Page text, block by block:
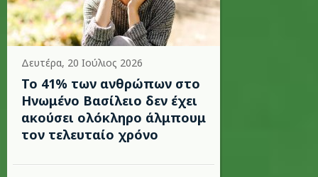
Δευτέρα, 20 Ιούλιος 2026
Το 41% των ανθρώπων στο
Ηνωμένο Βασίλειο δεν έχει
ακούσει ολόκληρο άλμπουμ
τον τελευταίο χρόνο